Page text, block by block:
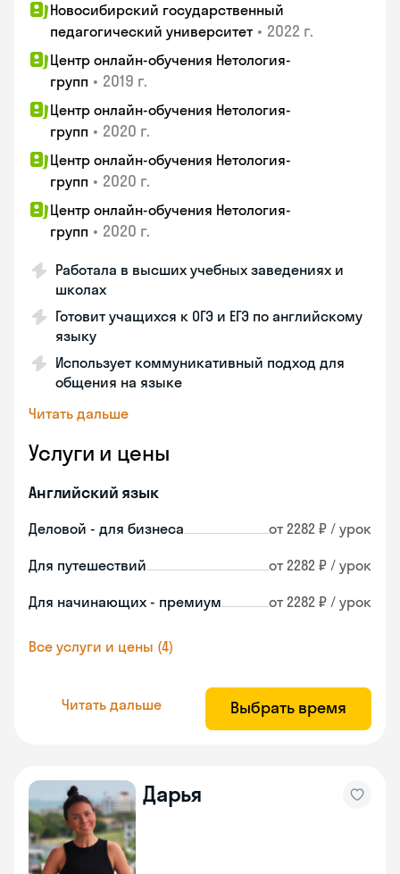
Новосибирский государственный
педагогический университет • 2022 г.
Центр онлайн-обучения Нетология-
групп • 2019 г.
Центр онлайн-обучения Нетология-
групп • 2020 г.
Центр онлайн-обучения Нетология-
групп • 2020 г.
Центр онлайн-обучения Нетология-
групп • 2020 г.
Работала в высших учебных заведениях и
школах
Готовит учащихся к ОГЭ и ЕГЭ по английскому
языку
Использует коммуникативный подход для
общения на языке
Читать дальше
Услуги и цены
Английский язык
Деловой - для бизнеса от 2282 ₽ / урок
Для путешествий от 2282 ₽ / урок
Для начинающих - премиум от 2282 ₽ / урок
Все услуги и цены (4)
Читать дальше Выбрать время
Дарья